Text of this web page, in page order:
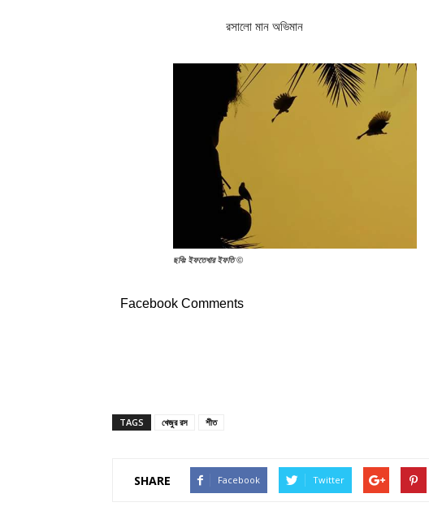
রসালো মান অভিমান
ছবিঃ ইফতেখার ইফতি ©
Facebook Comments
TAGS খেজুর রস শীত
SHARE Facebook Twitter